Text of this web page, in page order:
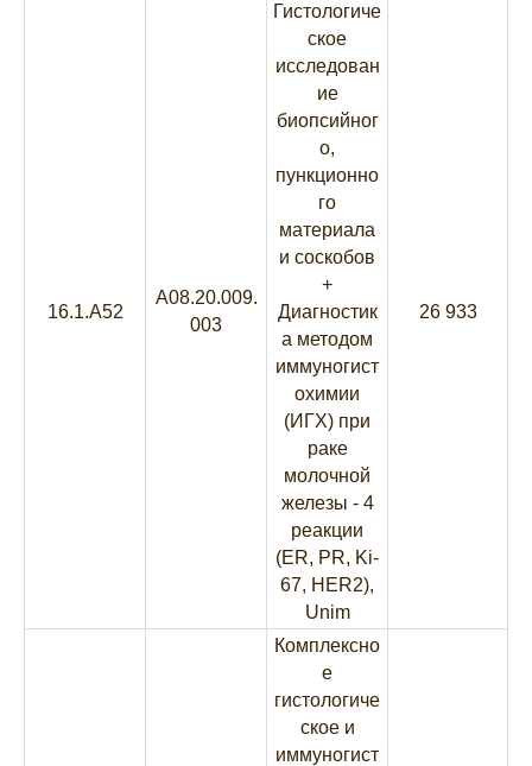
16.1.A52
A08.20.009.
003
Гистологиче
ское
исследован
ие
биопсийног
о,
пункционно
го
материала
и соскобов
+
Диагностик
а методом
иммуногист
охимии
(ИГХ) при
раке
молочной
железы - 4
реакции
(ER, PR, Ki-
67, HER2),
Unim
26 933
Комплексно
е
гистологиче
ское и
иммуногист